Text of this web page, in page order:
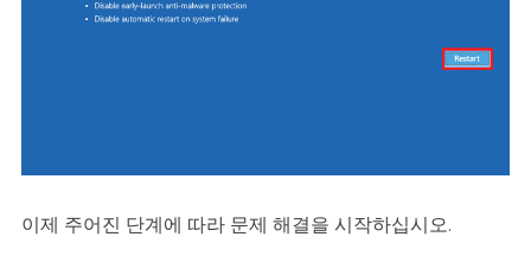
이제 주어진 단계에 따라 문제 해결을 시작하십시오.